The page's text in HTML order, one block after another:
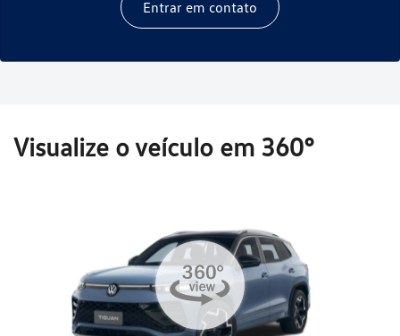
Entrar em contato
Visualize o veículo em 360°